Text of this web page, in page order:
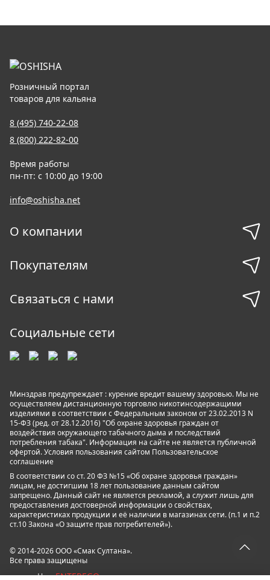
Розничный портал
товаров для кальяна
8 (495) 740-22-08
8 (800) 222-82-00
Время работы
пн-пт: с 10:00 до 19:00
info@oshisha.net
О компании
Покупателям
Связаться с нами
Социальные сети
Минздрав предупреждает : курение вредит вашему здоровью. Мы не
осуществляем дистанционную торговлю никотинсодержащими
изделиями в соответствии с Федеральным законом от 23.02.2013 N
15-ФЗ (ред. от 28.12.2016) "Об охране здоровья граждан от
воздействия окружающего табачного дыма и последствий
потребления табака". Информация на сайте не является публичной
офертой. Условия пользования сайтом Пользовательское
соглашение
В соответствии со ст. 20 ФЗ №15 «Об охране здоровья граждан»
лицам, не достигшим 18 лет пользование данным сайтом
запрещено. Данный сайт не является рекламой, а служит лишь для
предоставления достоверной информации о свойствах,
характеристиках продукции и её наличии в магазинах сети. (п.1 и п.2
ст.10 Закона «О защите прав потребителей»).
© 2014-2026 ООО «Смак Султана».
Все права защищены
powered by ENTEREGO